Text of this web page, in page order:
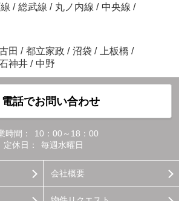
/ 総武線 / 丸ノ内線 / 中央線 /
田 / 都立家政 / 沼袋 / 上板橋 /
石神井 / 中野
電話でお問い合わせ
時間：
10：00～18：00
定休日：
毎週水曜日
会社概要